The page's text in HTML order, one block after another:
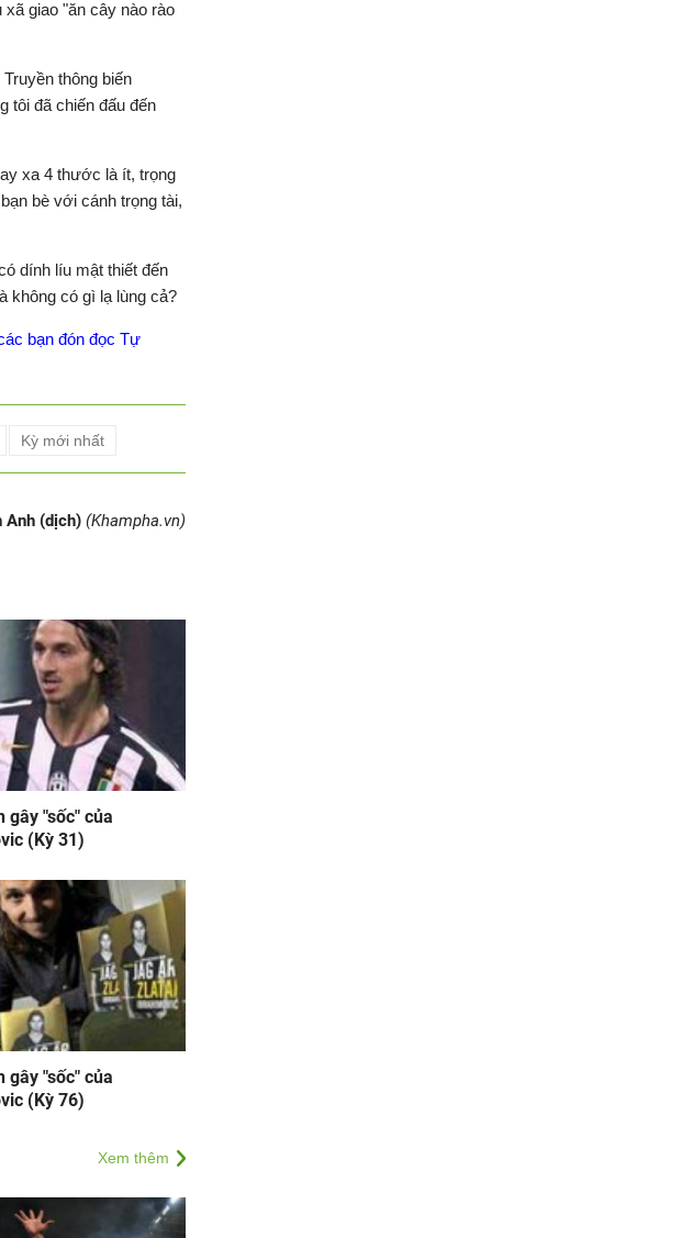
giao "ăn cây nào rào
thông biến
tôi đã chiến đấu đến
xa 4 thước là ít, trọng
bè với cánh trọng tài,
dính líu mật thiết đến
không có gì lạ lùng cả?
bạn đón đọc Tự
Kỳ mới nhất
Anh (dịch) (Khampha.vn)
gây "sốc" của
(Kỳ 31)
gây "sốc" của
(Kỳ 76)
Xem thêm